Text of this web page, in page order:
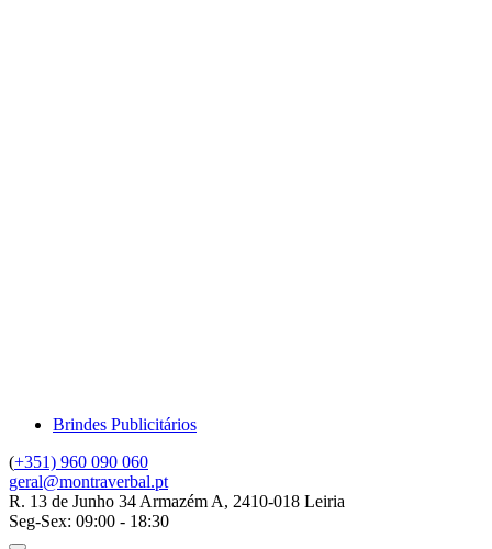
Brindes Publicitários
(+351) 960 090 060
geral@montraverbal.pt
R. 13 de Junho 34 Armazém A, 2410-018 Leiria
Seg-Sex: 09:00 - 18:30